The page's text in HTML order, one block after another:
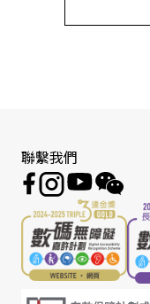
聯繫我們